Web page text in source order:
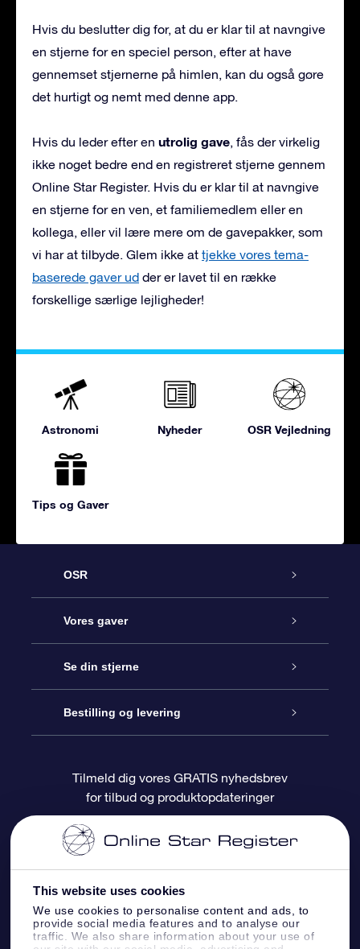
This website uses cookies
We use cookies to personalise content and ads, to
provide social media features and to analyse our
traffic. We also share information about your use of
Hvis du beslutter dig for, at du er klar til at navngive
en stjerne for en speciel person, efter at have
gennemset stjernerne på himlen, kan du også gøre
det hurtigt og nemt med denne app.
Hvis du leder efter en utrolig gave, fås der virkelig
ikke noget bedre end en registreret stjerne gennem
Online Star Register. Hvis du er klar til at navngive
en stjerne for en ven, et familiemedlem eller en
kollega, eller vil lære mere om de gavepakker, som
vi har at tilbyde. Glem ikke at tjekke vores tema-
baserede gaver ud der er lavet til en række
forskellige særlige lejligheder!
Astronomi Nyheder OSR Vejledning
Tips og Gaver
OSR
Kundeservice
Kontakt os
Bloggen
Anmeldelser
Vores gaver
Online Stjernegave
OSR Gavepakke
OSR Gavekortet
Firmagaver
Se din stjerne
Star Register
Personliggjort Stjerneside
One Million Stars
OSR Stjerne-pauseskærm
Flyv mig ud til stjernerne VR-App
Bestilling og levering
Betalingsinformation
Forsendelsesoplysninger
Returpolitik
Konstellationer
Tilmeld dig vores GRATIS nyhedsbrev
for tilbud og produktopdateringer